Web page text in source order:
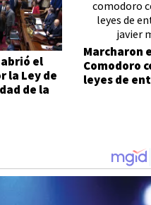
abrió el
la Ley de
de la
Marcharon
Comodoro
leyes de